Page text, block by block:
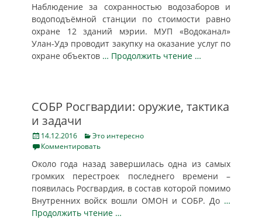
Наблюдение за сохранностью водозаборов и
водоподъёмной станции по стоимости равно
охране 12 зданий мэрии. МУП «Водоканал»
Улан-Удэ проводит закупку на оказание услуг по
охране объектов … Продолжить чтение …
СОБР Росгвардии: оружие, тактика
и задачи
Posted
on
14.12.2016 Categories
Это интересно
Комментировать
Около года назад завершилась одна из самых
громких перестроек последнего времени –
появилась Росгвардия, в состав которой помимо
Внутренних войск вошли ОМОН и СОБР. До …
Продолжить чтение …